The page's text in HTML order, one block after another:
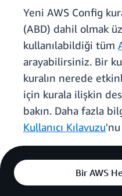
Yeni AWS Conﬁg
(ABD) dahil olmak
kullanılabildiği tüm
arayabilirsiniz. Bir
kuralın nerede
için kurala ilişkin
bakın. Daha fazla
Kullanıcı Kılavuzu
Bir AWS